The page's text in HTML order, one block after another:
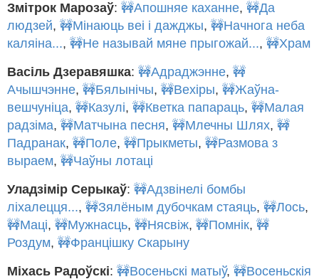
Змітрок Марозаў: 🚧Апошняе каханне, 🚧Да
людзей, 🚧Мінаюць веі і дажджы, 🚧Начнога неба
каляіна..., 🚧Не называй мяне прыгожай..., 🚧Храм
Васіль Дзеравяшка: 🚧Адраджэнне, 🚧
Ачышчэнне, 🚧Бялынічы, 🚧Вехіры, 🚧Жаўна-
вешчуніца, 🚧Казулі, 🚧Кветка папараць, 🚧Малая
радзіма, 🚧Матчына песня, 🚧Млечны Шлях, 🚧
Падранак, 🚧Поле, 🚧Прыкметы, 🚧Размова з
выраем, 🚧Чаўны лотаці
Уладзімір Серыкаў: 🚧Адзвінелі бомбы
ліхалецця..., 🚧Зялёным дубочкам стаяць, 🚧Лось,
🚧Маці, 🚧Мужнасць, 🚧Нясвіж, 🚧Помнік, 🚧
Роздум, 🚧Францішку Скарыну
Міхась Радоўскі: 🚧Восеньскі матыў, 🚧Восеньскія